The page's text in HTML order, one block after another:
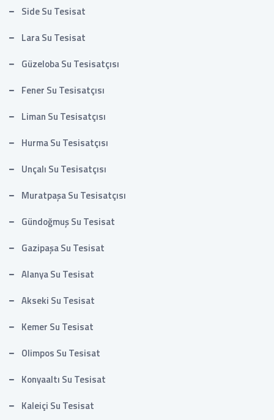
Side Su Tesisat
Lara Su Tesisat
Güzeloba Su Tesisatçısı
Fener Su Tesisatçısı
Liman Su Tesisatçısı
Hurma Su Tesisatçısı
Unçalı Su Tesisatçısı
Muratpaşa Su Tesisatçısı
Gündoğmuş Su Tesisat
Gazipaşa Su Tesisat
Alanya Su Tesisat
Akseki Su Tesisat
Kemer Su Tesisat
Olimpos Su Tesisat
Konyaaltı Su Tesisat
Kaleiçi Su Tesisat